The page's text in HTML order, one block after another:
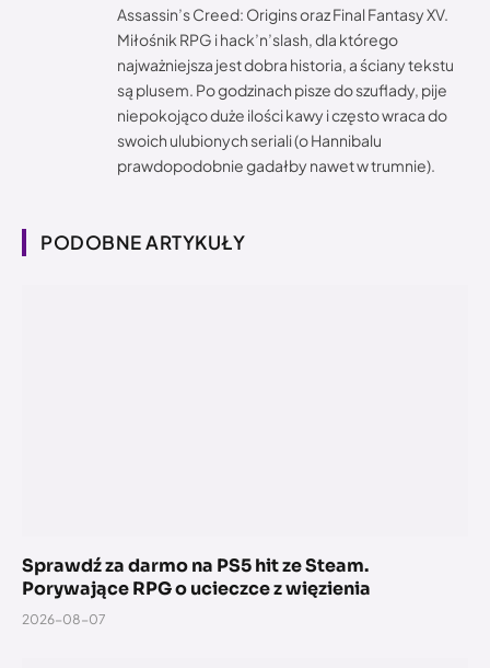
Assassin’s Creed: Origins oraz Final Fantasy XV.
Miłośnik RPG i hack’n’slash, dla którego
najważniejsza jest dobra historia, a ściany tekstu
są plusem. Po godzinach pisze do szuflady, pije
niepokojąco duże ilości kawy i często wraca do
swoich ulubionych seriali (o Hannibalu
prawdopodobnie gadałby nawet w trumnie).
PODOBNE ARTYKUŁY
Sprawdź za darmo na PS5 hit ze Steam.
Porywające RPG o ucieczce z więzienia
2026-08-07